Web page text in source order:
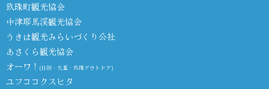
玖珠町観光協会
中津耶馬渓観光協会
うきは観光みらいづくり公社
あさくら観光協会
オーワ！ (日田・九重・玖珠アウトドア)
ユフココクスヒタ